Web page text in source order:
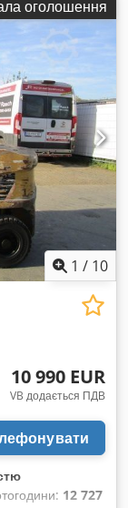
10/1998, Рік
, паливо:дизель
оголошення
1 / 10
10 990 EUR
VB додається ПДВ
12 727